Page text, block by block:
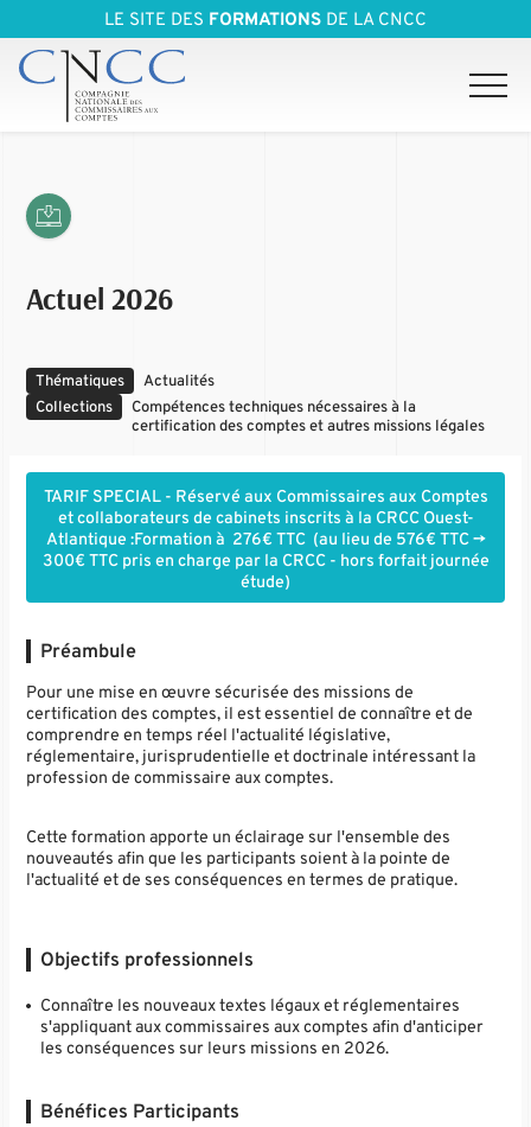
LE SITE DES FORMATIONS DE LA CNCC
Actuel 2026
Thématiques
Actualités
Collections
Compétences techniques nécessaires à la
certification des comptes et autres missions légales
TARIF SPECIAL - Réservé aux Commissaires aux Comptes
et collaborateurs de cabinets inscrits à la CRCC Ouest-
Atlantique :Formation à 276€ TTC (au lieu de 576€ TTC ->
300€ TTC pris en charge par la CRCC - hors forfait journée
étude)
Préambule
Pour une mise en œuvre sécurisée des missions de
certification des comptes, il est essentiel de connaître et de
comprendre en temps réel l'actualité législative,
réglementaire, jurisprudentielle et doctrinale intéressant la
profession de commissaire aux comptes.
Cette formation apporte un éclairage sur l'ensemble des
nouveautés afin que les participants soient à la pointe de
l'actualité et de ses conséquences en termes de pratique.
Objectifs professionnels
Connaître les nouveaux textes légaux et réglementaires
s'appliquant aux commissaires aux comptes afin d'anticiper
les conséquences sur leurs missions en 2026.
Bénéfices Participants